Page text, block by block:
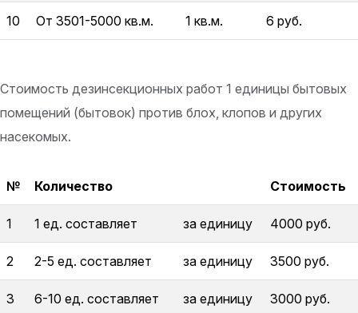
10 От 3501-5000 кв.м. 1 кв.м. 6 руб.
Стоимость дезинсекционных работ 1 единицы бытовых
помещений (бытовок) против блох, клопов и других
насекомых.
№ Количество Стоимость
1 1 ед. составляет за единицу 4000 руб.
2 2-5 ед. составляет за единицу 3500 руб.
3 6-10 ед. составляет за единицу 3000 руб.